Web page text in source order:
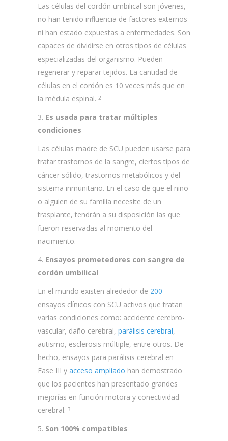
Las células del cordón umbilical son jóvenes,
no han tenido influencia de factores externos
ni han estado expuestas a enfermedades. Son
capaces de dividirse en otros tipos de células
especializadas del organismo. Pueden
regenerar y reparar tejidos. La cantidad de
células en el cordón es 10 veces más que en
la médula espinal. 2
3. Es usada para tratar múltiples
condiciones
Las células madre de SCU pueden usarse para
tratar trastornos de la sangre, ciertos tipos de
cáncer sólido, trastornos metabólicos y del
sistema inmunitario. En el caso de que el niño
o alguien de su familia necesite de un
trasplante, tendrán a su disposición las que
fueron reservadas al momento del
nacimiento.
4. Ensayos prometedores con sangre de
cordón umbilical
En el mundo existen alrededor de 200
ensayos clínicos con SCU activos que tratan
varias condiciones como: accidente cerebro-
vascular, daño cerebral, parálisis cerebral,
autismo, esclerosis múltiple, entre otros. De
hecho, ensayos para parálisis cerebral en
Fase III y acceso ampliado han demostrado
que los pacientes han presentado grandes
mejorías en función motora y conectividad
cerebral. 3
5. Son 100% compatibles